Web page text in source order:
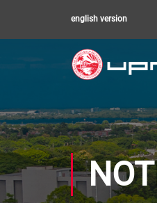
english version